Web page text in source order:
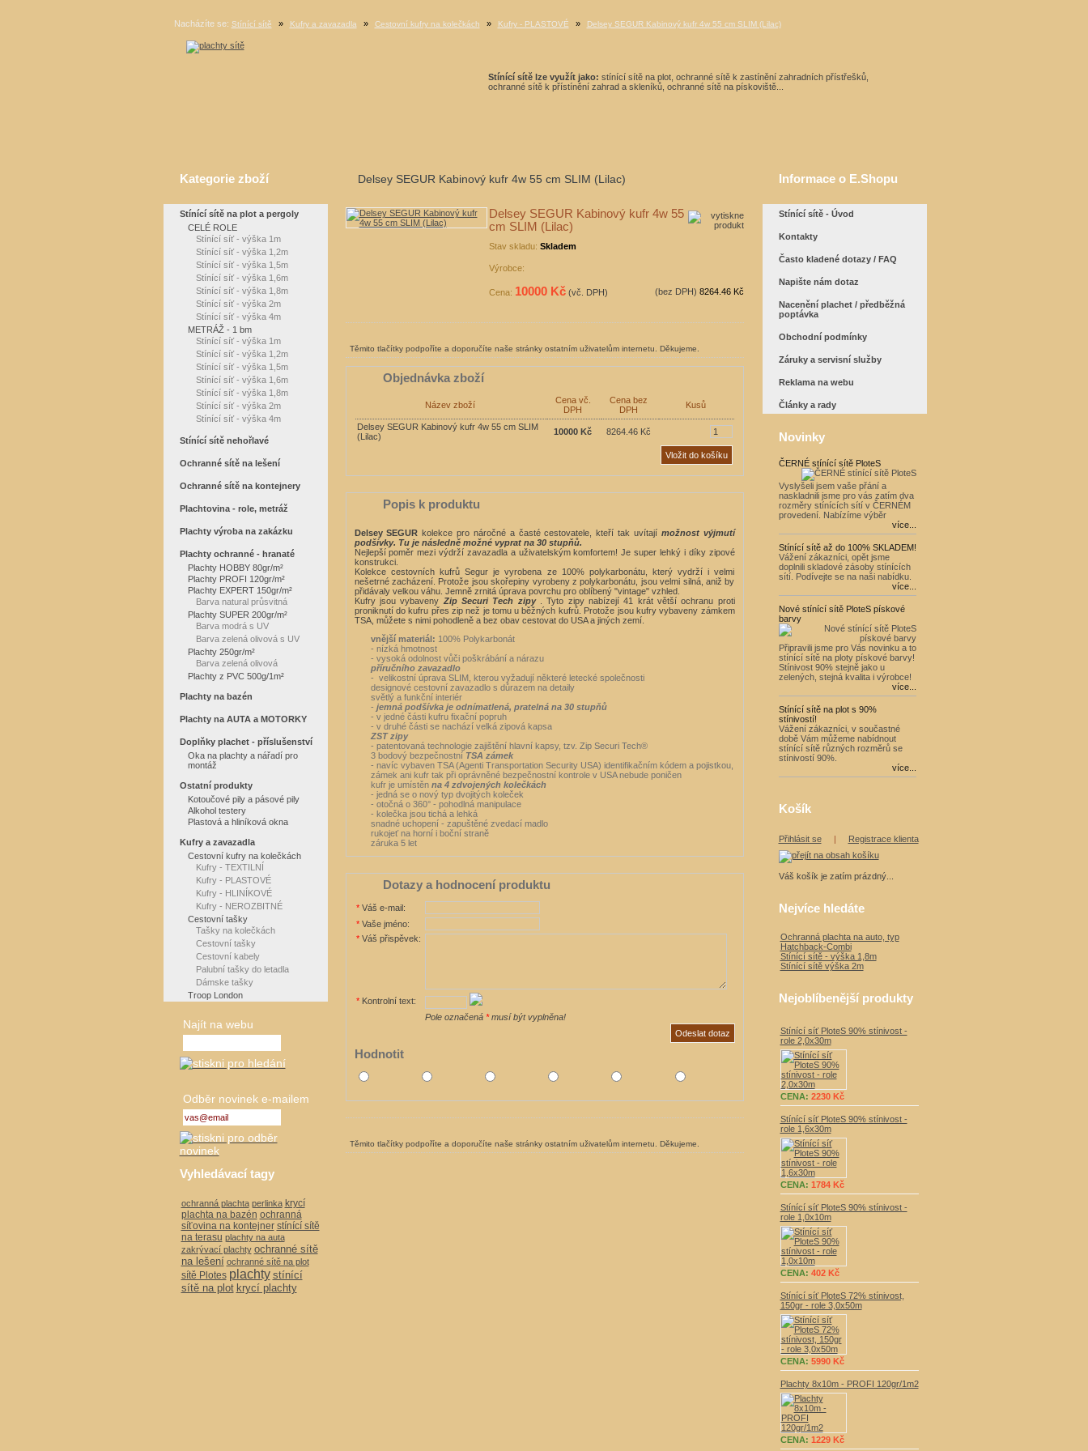
Nacházíte se: Stínící sítě » Kufry a zavazadla » Cestovní kufry na kolečkách » Kufry - PLASTOVÉ » Delsey SEGUR Kabinový kufr 4w 55 cm SLIM (Lilac)
Stínící sítě lze využít jako: stínící sítě na plot, ochranné sítě k zastínění zahradních přístřešků,
ochranné sítě k přístínění zahrad a skleníků, ochranné sítě na pískoviště...
Delsey SEGUR Kabinový kufr 4w 55 cm SLIM (Lilac)
Delsey SEGUR Kabinový kufr 4w 55
cm SLIM (Lilac)
Stav skladu: Skladem
Výrobce:
Cena: 10000 Kč(vč. DPH) (bez DPH) 8264.46 Kč
Těmito tlačítky podpoříte a doporučíte naše stránky ostatním uživatelům internetu. Děkujeme.
Objednávka zboží
Název zboží
Cena vč.
DPH
Cena bez
DPH
Kusů
Delsey SEGUR Kabinový kufr 4w 55 cm SLIM
(Lilac)
10000 Kč 8264.46 Kč
Popis k produktu
Delsey SEGURkolekce pro náročné a časté cestovatele, kteří tak uvítají možnost výjmutí
podšívky. Tu je následně možné vyprat na 30 stupňů.
Nejlepší poměr mezi výdrží zavazadla a uživatelským komfortem! Je super lehký i díky zipové
konstrukci.
Kolekce cestovních kufrů Segur je vyrobena ze 100% polykarbonátu, který vydrží i velmi
nešetrné zacházení. Protože jsou skořepiny vyrobeny z polykarbonátu, jsou velmi silná, aniž by
přidávaly velkou váhu. Jemně zrnitá úprava povrchu pro oblíbený "vintage" vzhled.
Kufry jsou vybaveny Zip Securi Tech zipy
. Tyto zipy nabízejí 41 krát větší ochranu proti
proniknutí do kufru přes zip než je tomu u běžných kufrů. Protože jsou kufry vybaveny zámkem
TSA, můžete s nimi pohodleně a bez obav cestovat do USA a jiných zemí.
vnější materiál: 100% Polykarbonát
- nízká hmotnost
- vysoká odolnost vůči poškrábání a nárazu
příručního zavazadlo
- velikostní úprava SLIM,
kterou vyžadují některé letecké společnosti
designové cestovní zavazadlo s důrazem na detaily
světlý a funkční interiér
- jemná podšívka je odnímatlená, pratelná na 30 stupňů
- v jedné části kufru fixační popruh
- v druhé části se nachází velká zipová kapsa
ZST zipy
- patentovaná technologie zajištění hlavní kapsy, tzv. Zip Securi Tech®
3 bodový bezpečnostní TSA zámek
- navíc vybaven TSA (Agenti Transportation Security USA) identifikačním kódem a pojistkou,
zámek ani kufr tak při oprávněné bezpečnostní kontrole v USA nebude poničen
kufr je umístěn na 4 zdvojených kolečkách
- jedná se o nový typ dvojitých koleček
- otočná o 360° - pohodlná manipulace
- kolečka jsou tichá a lehká
snadné uchopení - zapuštěné zvedací madlo
rukojeť na horní i boční straně
záruka 5 let
Dotazy a hodnocení produktu
*Váš e-mail:
*Vaše jméno:
*Váš přispěvek:
*Kontrolní text:
Pole označená *musí být vyplněna!
Hodnotit
Těmito tlačítky podpoříte a doporučíte naše stránky ostatním uživatelům internetu. Děkujeme.
Kategorie zboží
Stínící sítě na plot a pergoly
CELÉ ROLE
Stínící síť - výška 1m
Stínící síť - výška 1,2m
Stínící síť - výška 1,5m
Stínící síť - výška 1,6m
Stínící síť - výška 1,8m
Stínící síť - výška 2m
Stínící síť - výška 4m
METRÁŽ - 1 bm
Stínící síť - výška 1m
Stínící síť - výška 1,2m
Stínící síť - výška 1,5m
Stínící síť - výška 1,6m
Stínící síť - výška 1,8m
Stínící síť - výška 2m
Stínící síť - výška 4m
Stínící sítě nehořlavé
Ochranné sítě na lešení
Ochranné sítě na kontejnery
Plachtovina - role, metráž
Plachty výroba na zakázku
Plachty ochranné - hranaté
Plachty HOBBY 80gr/m²
Plachty PROFI 120gr/m²
Plachty EXPERT 150gr/m²
Barva natural průsvitná
Plachty SUPER 200gr/m²
Barva modrá s UV
Barva zelená olivová s UV
Plachty 250gr/m²
Barva zelená olivová
Plachty z PVC 500g/1m²
Plachty na bazén
Plachty na AUTA a MOTORKY
Doplňky plachet - příslušenství
Oka na plachty a nářadí pro
montáž
Ostatní produkty
Kotoučové pily a pásové pily
Alkohol testery
Plastová a hliníková okna
Kufry a zavazadla
Cestovní kufry na kolečkách
Kufry - TEXTILNÍ
Kufry - PLASTOVÉ
Kufry - HLINÍKOVÉ
Kufry - NEROZBITNÉ
Cestovní tašky
Tašky na kolečkách
Cestovní tašky
Cestovní kabely
Palubní tašky do letadla
Dámske tašky
Troop London
Najít na webu
Odběr novinek e-mailem
Vyhledávací tagy
ochranná plachta perlinka krycí
plachta na bazén ochranná
síťovina na kontejner stínící sítě
na terasu plachty na auta
zakrývací plachty ochranné sítě
na lešení ochranné sítě na plot
sítě Plotes plachty stínící
sítě na plot krycí plachty
Informace o E.Shopu
Stínící sítě - Úvod
Kontakty
Často kladené dotazy / FAQ
Napište nám dotaz
Nacenění plachet / předběžná
poptávka
Obchodní podmínky
Záruky a servisní služby
Reklama na webu
Články a rady
Novinky
ČERNÉ stínící sítě PloteS
Vyslyšeli jsem vaše přání a
naskladnili jsme pro vás zatím dva
rozměry stínících sítí v ČERNÉM
provedení. Nabízíme výběr
více...
Stínící sítě až do 100% SKLADEM!
Vážení zákazníci, opět jsme
doplnili skladové zásoby stínících
sítí. Podívejte se na naši nabídku.
více...
Nové stínící sítě PloteS pískové
barvy
Připravili jsme pro Vás novinku a to
stínící sítě na ploty pískové barvy!
Stínivost 90% stejně jako u
zelených, stejná kvalita i výrobce!
více...
Stínící sítě na plot s 90%
stínivostí!
Vážení zákazníci, v součastné
době Vám můžeme nabídnout
stínící sítě různých rozměrů se
stínivostí 90%.
více...
Košík
Přihlásit se| Registrace klienta
Váš košík je zatím prázdný...
Nejvíce hledáte
Ochranná plachta na auto, typ
Hatchback-Combi
Stínící sítě - výška 1,8m
Stínící sítě výška 2m
Nejoblíbenější produkty
Stínící síť PloteS 90% stínivost -
role 2,0x30m
CENA: 2230 Kč
Stínící síť PloteS 90% stínivost -
role 1,6x30m
CENA: 1784 Kč
Stínící síť PloteS 90% stínivost -
role 1,0x10m
CENA: 402 Kč
Stínící síť PloteS 72% stínivost,
150gr - role 3,0x50m
CENA: 5990 Kč
Plachty 8x10m - PROFI 120gr/1m2
CENA: 1229 Kč